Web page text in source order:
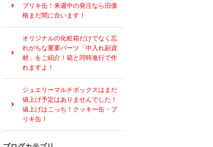
ブリキ缶！来週中の発注なら旧価
格まだ間に合います！
オリジナルの化粧箱だけでなく忘
れがちな重要パーツ「中入れ副資
材」をご紹介！箱と同時進行で作
れますよ！
ジュエリーマルチボックスはまだ
値上げ予定はありませんでした！
値上げはこっち！クッキー缶・ブ
リキ缶！